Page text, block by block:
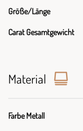
Größe/Länge
Carat Gesamtgewicht
Material
Farbe Metall